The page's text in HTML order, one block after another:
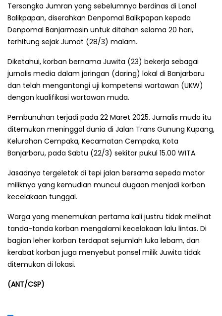
Tersangka Jumran yang sebelumnya berdinas di Lanal
Balikpapan, diserahkan Denpomal Balikpapan kepada
Denpomal Banjarmasin untuk ditahan selama 20 hari,
terhitung sejak Jumat (28/3) malam.
Diketahui, korban bernama Juwita (23) bekerja sebagai
jurnalis media dalam jaringan (daring) lokal di Banjarbaru
dan telah mengantongi uji kompetensi wartawan (UKW)
dengan kualifikasi wartawan muda.
Pembunuhan terjadi pada 22 Maret 2025. Jurnalis muda itu
ditemukan meninggal dunia di Jalan Trans Gunung Kupang,
Kelurahan Cempaka, Kecamatan Cempaka, Kota
Banjarbaru, pada Sabtu (22/3) sekitar pukul 15.00 WITA.
Jasadnya tergeletak di tepi jalan bersama sepeda motor
miliknya yang kemudian muncul dugaan menjadi korban
kecelakaan tunggal.
Warga yang menemukan pertama kali justru tidak melihat
tanda-tanda korban mengalami kecelakaan lalu lintas. Di
bagian leher korban terdapat sejumlah luka lebam, dan
kerabat korban juga menyebut ponsel milik Juwita tidak
ditemukan di lokasi.
(ANT/CSP)